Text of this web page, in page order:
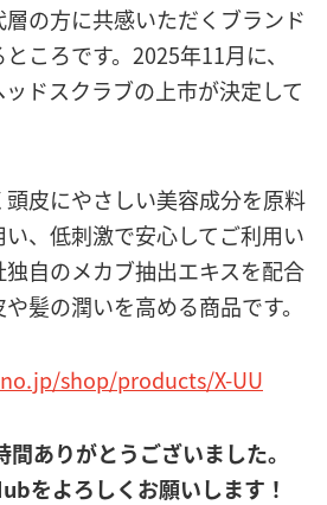
の方に共感いただくブランド
ころです。2025年11月に、
ドスクラブの上市が決定して
皮にやさしい美容成分を原料
、低刺激で安心してご利用い
自のメカブ抽出エキスを配合
髪の潤いを高める商品です。
shop/products/X-UU
ありがとうございました。
をよろしくお願いします！